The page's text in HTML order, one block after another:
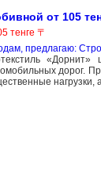
от 105
тенге 〒
предлагаю:
дорог.